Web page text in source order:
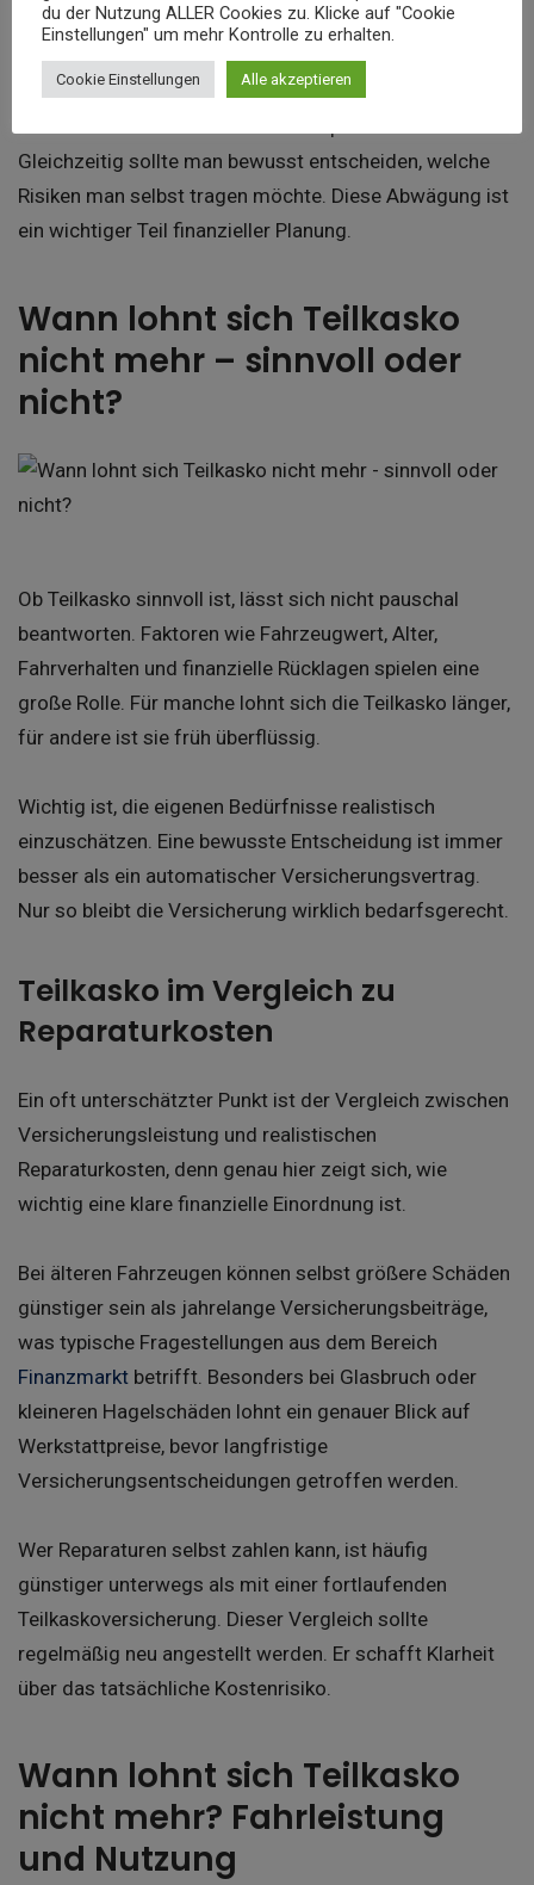
unnötige Kosten zu vermeiden.
Wer die Teilkasko nicht mehr braucht, spart durch einen
Gleichzeitig sollte man bewusst entscheiden, welche
Risiken man selbst tragen möchte. Diese Abwägung ist
ein wichtiger Teil finanzieller Planung.
Wann lohnt sich Teilkasko
nicht mehr – sinnvoll oder
nicht?
Ob Teilkasko sinnvoll ist, lässt sich nicht pauschal
beantworten. Faktoren wie Fahrzeugwert, Alter,
Fahrverhalten und finanzielle Rücklagen spielen eine
große Rolle. Für manche lohnt sich die Teilkasko länger,
für andere ist sie früh überflüssig.
Wichtig ist, die eigenen Bedürfnisse realistisch
einzuschätzen. Eine bewusste Entscheidung ist immer
besser als ein automatischer Versicherungsvertrag.
Nur so bleibt die Versicherung wirklich bedarfsgerecht.
Teilkasko im Vergleich zu
Reparaturkosten
Ein oft unterschätzter Punkt ist der Vergleich zwischen
Versicherungsleistung und realistischen
Reparaturkosten, denn genau hier zeigt sich, wie
wichtig eine klare finanzielle Einordnung ist.
Bei älteren Fahrzeugen können selbst größere Schäden
günstiger sein als jahrelange Versicherungsbeiträge,
was typische Fragestellungen aus dem Bereich
Finanzmarkt betrifft. Besonders bei Glasbruch oder
kleineren Hagelschäden lohnt ein genauer Blick auf
Werkstattpreise, bevor langfristige
Versicherungsentscheidungen getroffen werden.
Wer Reparaturen selbst zahlen kann, ist häufig
günstiger unterwegs als mit einer fortlaufenden
Teilkaskoversicherung. Dieser Vergleich sollte
regelmäßig neu angestellt werden. Er schafft Klarheit
über das tatsächliche Kostenrisiko.
Wann lohnt sich Teilkasko
nicht mehr? Fahrleistung
und Nutzung
du der Nutzung ALLER Cookies zu. Klicke auf "Cookie
Einstellungen" um mehr Kontrolle zu erhalten.
Cookie Einstellungen Alle akzeptieren